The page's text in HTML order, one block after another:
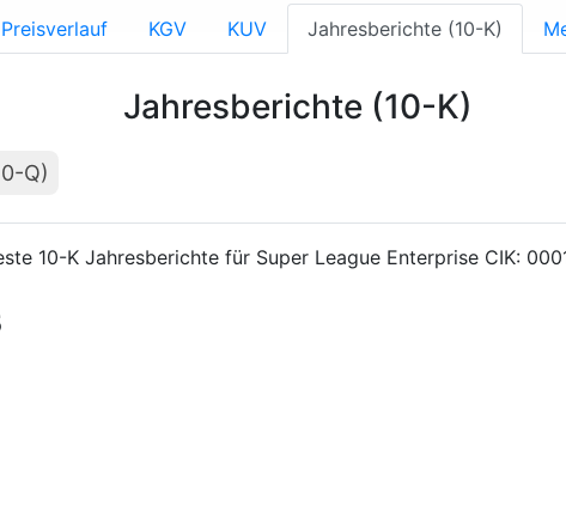
Preisverlauf KGV KUV Jahresberichte (10-K)
Jahresberichte (10-K)
Q)
10-K Jahresberichte für Super League Enterprise CIK: